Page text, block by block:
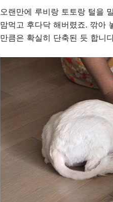
오랜만에 루비랑 토토랑 털을
맘먹고 후다닥 해버렸죠. 깎아
만큼은 확실히 단축된 듯 합니